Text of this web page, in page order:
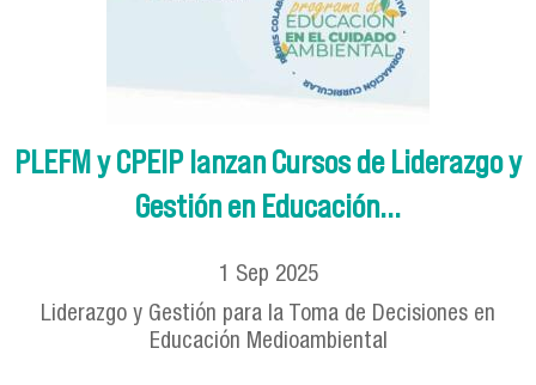
PLEFM y CPEIP lanzan Cursos de Liderazgo y
Gestión en Educación...
1 Sep 2025
Liderazgo y Gestión para la Toma de Decisiones en
Educación Medioambiental